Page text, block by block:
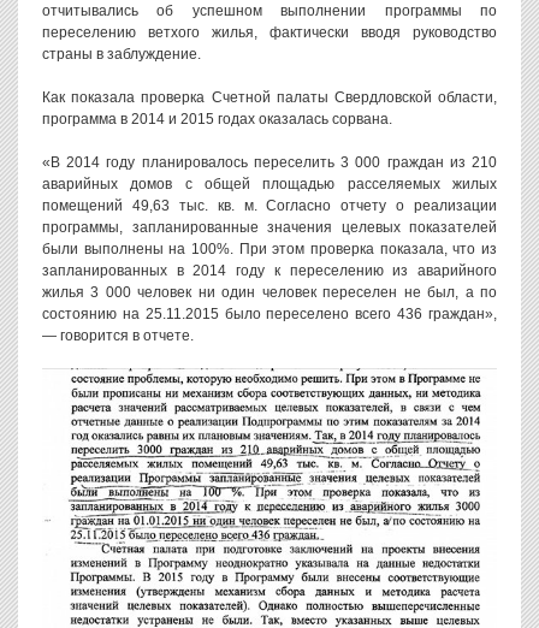
отчитывались об успешном выполнении программы по
переселению ветхого жилья, фактически вводя руководство
страны в заблуждение.
Как показала проверка Счетной палаты Свердловской области,
программа в 2014 и 2015 годах оказалась сорвана.
«В 2014 году планировалось переселить 3 000 граждан из 210
аварийных домов с общей площадью расселяемых жилых
помещений 49,63 тыс. кв. м. Согласно отчету о реализации
программы, запланированные значения целевых показателей
были выполнены на 100%. При этом проверка показала, что из
запланированных в 2014 году к переселению из аварийного
жилья 3 000 человек ни один человек переселен не был, а по
состоянию на 25.11.2015 было переселено всего 436 граждан»,
— говорится в отчете.